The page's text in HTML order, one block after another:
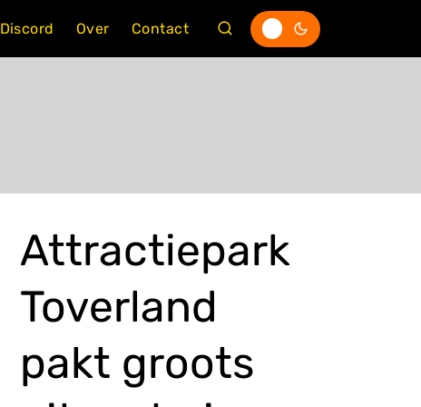
Discord Over Contact
Attractiepark
Toverland
pakt groots